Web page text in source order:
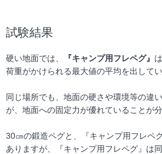
試験結果
硬い地面では、 『キャンプ用フレペグ』
荷重がかけられる最大値の平均を出してい
同じ場所でも、地面の硬さや環境等の違
が、地面への固定力が優れていることが分
30㎝の鍛造ペグと、『キャンプ用フレペ
ありますが、『キャンプ用フレペグ』は